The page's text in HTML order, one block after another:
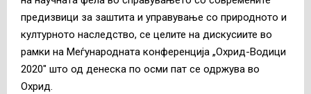
предизвици за заштита и управување со природното и
културното наследство, се целите на дискусиите во
рамки на Меѓународната конференција „Охрид-Водици
2020″ што од денеска по осми пат се одржува во
Охрид.